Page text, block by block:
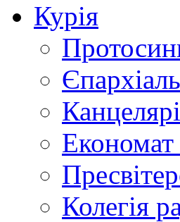
Курія
Економат
Колегія